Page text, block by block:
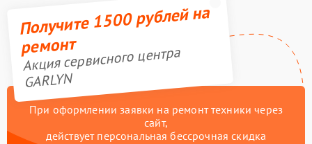
Получите 1500 рублей на
ремонт
Акция сервисного центра
GARLYN
При оформлении заявки на ремонт техники через
сайт,
действует персональная бессрочная скидка